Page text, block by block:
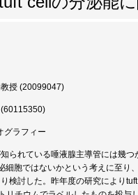
授 (20099047)
(60115350)
グラフィー
られている唾液腺主導管には幾
胞ではないかという考えに至り
検討した。昨年度の研究により